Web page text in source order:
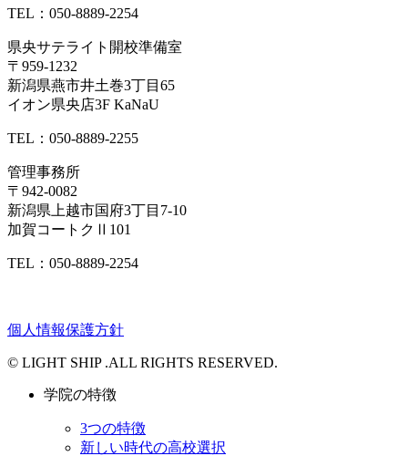
TEL：050-8889-2254
県央サテライト開校準備室
〒959-1232
新潟県燕市井土巻3丁目65
イオン県央店3F KaNaU
TEL：050-8889-2255
管理事務所
〒942-0082
新潟県上越市国府3丁目7-10
加賀コートクⅡ101
TEL：050-8889-2254
個人情報保護方針
© LIGHT SHIP .ALL RIGHTS RESERVED.
学院の特徴
3つの特徴
新しい時代の高校選択